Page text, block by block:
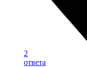
2
ответа